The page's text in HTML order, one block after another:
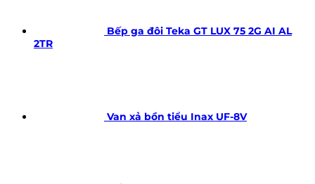
Bếp ga đôi Teka GT LUX 75 2G AI AL
2TR
Van xả bồn tiểu Inax UF-8V